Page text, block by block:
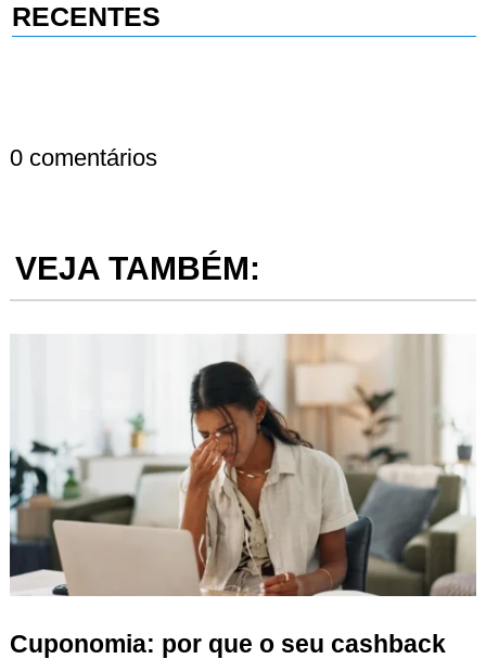
RECENTES
0 comentários
VEJA TAMBÉM:
Cuponomia: por que o seu cashback